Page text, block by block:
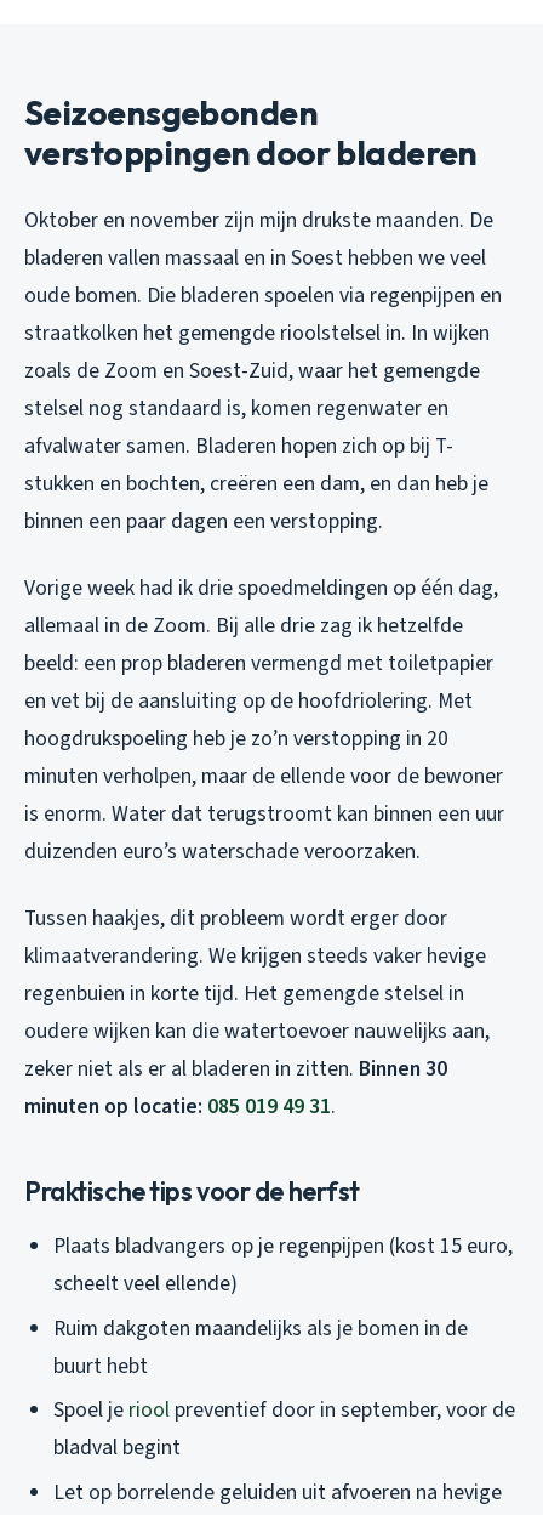
Seizoensgebonden
verstoppingen door bladeren
Oktober en november zijn mijn drukste maanden. De
bladeren vallen massaal en in Soest hebben we veel
oude bomen. Die bladeren spoelen via regenpijpen en
straatkolken het gemengde rioolstelsel in. In wijken
zoals de Zoom en Soest-Zuid, waar het gemengde
stelsel nog standaard is, komen regenwater en
afvalwater samen. Bladeren hopen zich op bij T-
stukken en bochten, creëren een dam, en dan heb je
binnen een paar dagen een verstopping.
Vorige week had ik drie spoedmeldingen op één dag,
allemaal in de Zoom. Bij alle drie zag ik hetzelfde
beeld: een prop bladeren vermengd met toiletpapier
en vet bij de aansluiting op de hoofdriolering. Met
hoogdrukspoeling heb je zo’n verstopping in 20
minuten verholpen, maar de ellende voor de bewoner
is enorm. Water dat terugstroomt kan binnen een uur
duizenden euro’s waterschade veroorzaken.
Tussen haakjes, dit probleem wordt erger door
klimaatverandering. We krijgen steeds vaker hevige
regenbuien in korte tijd. Het gemengde stelsel in
oudere wijken kan die watertoevoer nauwelijks aan,
zeker niet als er al bladeren in zitten. Binnen 30
minuten op locatie: 085 019 49 31.
Praktische tips voor de herfst
Plaats bladvangers op je regenpijpen (kost 15 euro,
scheelt veel ellende)
Ruim dakgoten maandelijks als je bomen in de
buurt hebt
Spoel je riool preventief door in september, voor de
bladval begint
Let op borrelende geluiden uit afvoeren na hevige